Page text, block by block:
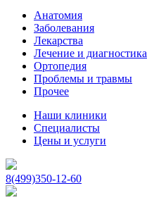
Анатомия
Заболевания
Лекарства
Лечение и диагностика
Ортопедия
Проблемы и травмы
Прочее
Наши клиники
Специалисты
Цены и услуги
8(499)350-12-60